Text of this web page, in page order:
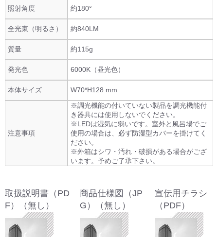
照射角度 約180°
全光束（明るさ） 約840LM
質量 約115g
発光色 6000K（昼光色）
本体サイズ W70*H128 mm
注意事項
※調光機能の付いていない製品を調光機能付
き器具には使用しないでください。
※LEDは湿気に弱いです。室外と風呂場でご
使用の場合は、必ず防湿型カバーを掛けてく
ださい。
※外箱はシワ・汚れ・破損がある場合がござ
います。予めご了承下さい。
取扱説明書（PD
F）（無し）
商品仕様図（JP
G）（無し）
宣伝用チラシ
（PDF）